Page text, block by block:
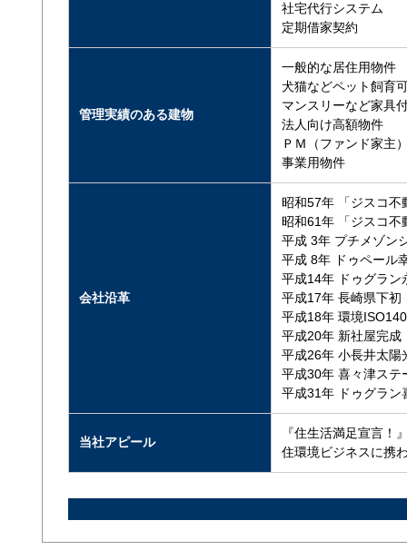
社宅代行システム
定期借家契約
管理実績のある建物
一般的な居住用物件
犬猫などペット飼育
マンスリーなど家具
法人向け高額物件
ＰＭ（ファンド家主
事業用物件
会社沿革
昭和57年 「ジスコ不
昭和61年 「ジスコ不
平成 3年 プチメゾン
平成 8年 ドゥペー
平成14年 ドゥグラ
平成17年 長崎県下
平成18年 環境
平成20年 新社屋完
平成26年 小長井太
平成30年 喜々津ステ
平成31年 ドゥグラ
当社アピール
『住生活満足宣言！
住環境ビジネスに携